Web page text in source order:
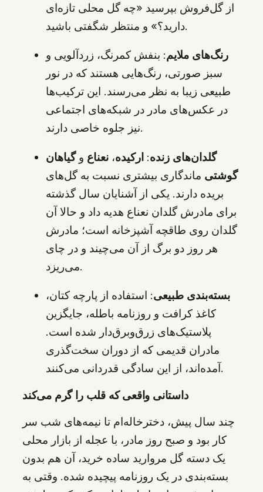
از گل‌فروش بپرسید «چه گل محلی تازه‌ای
دارید؟» و منتظر شگفتی باشید.
رنگ‌های ملایم: بنفش کمرنگ، زردآلویی و
سبز صورتی، رنگ‌هایی هستند که در نور
طبیعی زیبا به نظر می‌رسند. این ترکیب‌ها
در عکس‌های مادر در شبکه‌های اجتماعی
نیز جلوه خاصی دارند.
گلدان‌های زنده: ارکیده، نعناع وگیاهان
گوشتی ماندگاری بیشتری نسبت به گل‌های
بریده دارند. یکی از آشنایان سال گذشته
برای مادرش گلدان نعناع هدیه داد و حالا آن
گلدان روی طاقچه آشپزخانه است؛ مادرش
هر روز دو برگ از آن می‌چیند و در چای
می‌ریزد.
بسته‌بندی طبیعی: استفاده از پارچه کتان،
کاغذ کرافت و روزنامه باطله، جایگزین
پلاستیک‌های زرق‌وبرق‌دار شده است.
مادران قدیمی که از دوران سخت‌گذری
آمده‌اند، از این سادگی قدردانی می‌کنند.
داستانی واقعی که قلب را گرم می‌کند
چند سال پیش، دخترخاله‌ام تا نیمه‌های شب سر
کار بود و صبح روز مادر، با عجله از بازار محلی
یک دسته گل مروارید ساده خرید، آن هم بدون
بسته‌بندی در یک روزنامه پیچیده شده. وقتی به